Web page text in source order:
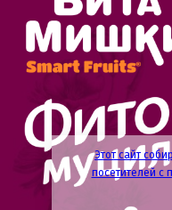
Этот сайт
посетителей с